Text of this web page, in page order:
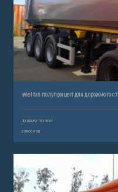
wielton полуприцеп для дорожного
продажа техники
самосвал